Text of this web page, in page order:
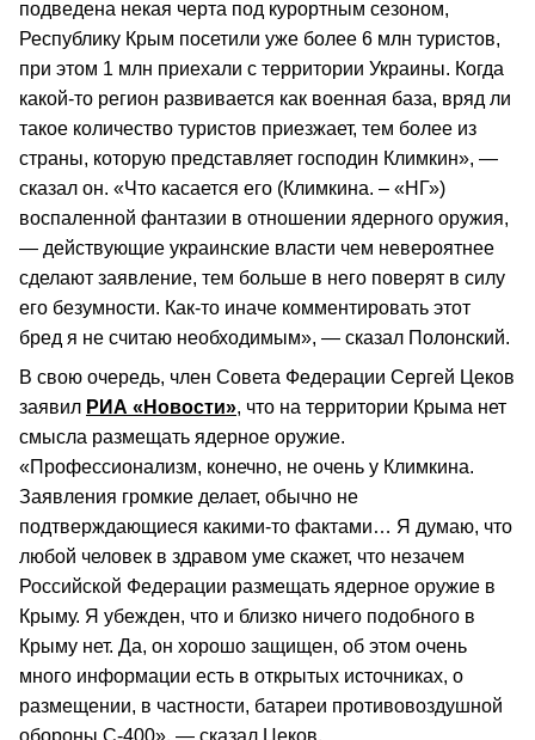
подведена некая черта под курортным сезоном,
Республику Крым посетили уже более 6 млн туристов,
при этом 1 млн приехали с территории Украины. Когда
какой-то регион развивается как военная база, вряд ли
такое количество туристов приезжает, тем более из
страны, которую представляет господин Климкин», —
сказал он. «Что касается его (Климкина. – «НГ»)
воспаленной фантазии в отношении ядерного оружия,
— действующие украинские власти чем невероятнее
сделают заявление, тем больше в него поверят в силу
его безумности. Как-то иначе комментировать этот
бред я не считаю необходимым», — сказал Полонский.
В свою очередь, член Совета Федерации Сергей Цеков
заявил РИА «Новости», что на территории Крыма нет
смысла размещать ядерное оружие.
«Профессионализм, конечно, не очень у Климкина.
Заявления громкие делает, обычно не
подтверждающиеся какими-то фактами… Я думаю, что
любой человек в здравом уме скажет, что незачем
Российской Федерации размещать ядерное оружие в
Крыму. Я убежден, что и близко ничего подобного в
Крыму нет. Да, он хорошо защищен, об этом очень
много информации есть в открытых источниках, о
размещении, в частности, батареи противовоздушной
обороны С-400», — сказал Цеков.